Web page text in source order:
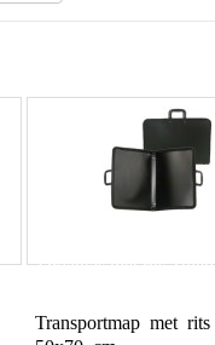
Draagtas met rits
Transportmap met